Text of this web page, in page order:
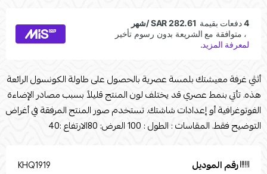
أثثي غرفة معيشتك بلمسة عصرية بالحصول على طاولة الكونسول الرائعة
هذه. تأتي بنمط عصري قد يختلف لون المنتج قليلاً بسبب مصادر الإضاءة
الفوتوغرافية أو إعدادات شاشتك. تستخدم صور المنتج المرفقة في أغراض
التوضيح فقط. المقاسات : الطول : 100 العرض: 80الارتفاع :40
رقم الموديل KHQ1919